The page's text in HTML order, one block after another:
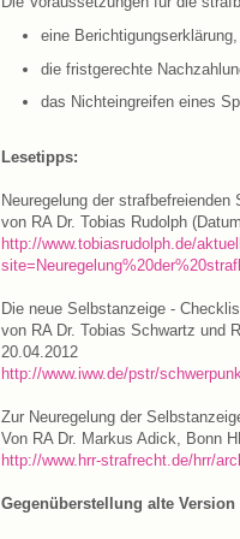
eine Berichtigungserklärung,
die fristgerechte
das Nichteingreifen eines
Lesetipps:
Neuregelung der
von RA Dr. Tobias Rudolph
http://www.tobiasrudolph.de/
Die neue Selbstanzeige -
von RA Dr. Tobias Schwartz und
20.04.2012
http://www.iww.de/pstr/
Zur Neuregelung der
Von RA Dr. Markus Adick, Bonn
http://www.hrr-strafrecht.de/hrr/
Gegenüberstellung alte